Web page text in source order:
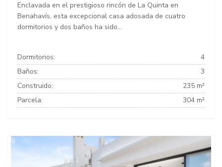
Enclavada en el prestigioso rincón de La Quinta en
Benahavís, esta excepcional casa adosada de cuatro
dormitorios y dos baños ha sido...
Dormitorios:
4
Baños:
3
Construido:
235 m²
Parcela:
304 m²